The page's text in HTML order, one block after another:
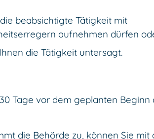
beabsichtigte Tätigkeit mit
aufnehmen dürfen
die Tätigkeit untersagt.
Tage vor dem geplanten Beginn
die Behörde zu, können Sie mit